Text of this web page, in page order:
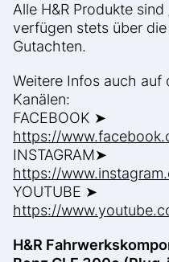
Alle H&R Produkte sind
verfügen stets über
Gutachten.
Weitere Infos auch auf
Kanälen:
FACEBOOK ➤
https://
INSTAGRAM➤
https://
YOUTUBE ➤
https://
H&R